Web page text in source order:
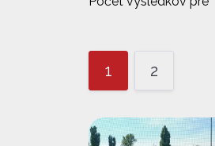
1 2